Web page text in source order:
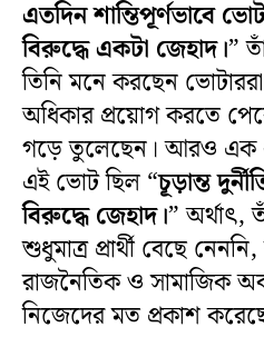
এতদিন শান্তিপূর্ণভাবে
বিরুদ্ধে একটা জেহাদ।”
তিনি মনে করছেন ভোটাররা
অধিকার প্রয়োগ করতে
গড়ে তুলেছেন। আরও এক
এই ভোট ছিল “চূড়ান্ত
বিরুদ্ধে জেহাদ।” অর্থাৎ,
শুধুমাত্র প্রার্থী বেছে
রাজনৈতিক ও সামাজিক
নিজেদের মত প্রকাশ